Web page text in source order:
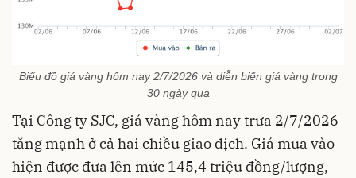
Biểu đồ giá vàng hôm nay 2/7/2026 và diễn biến giá vàng trong
30 ngày qua
Tại Công ty SJC, giá vàng hôm nay trưa 2/7/2026
tăng mạnh ở cả hai chiều giao dịch. Giá mua vào
hiện được đưa lên mức 145,4 triệu đồng/lượng,